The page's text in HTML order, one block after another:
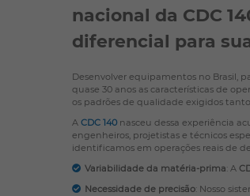
nacional da CDC
diferencial para
Desenvolver equipamentos no Brasil,
quase 30 anos as características de
os padrões de qualidade exigidos
A CDC 140nasceu dessa experiência
engenheiros, projetistas e técnicos
identificamos em operações reais de
Variabilidade da matéria-prima: A
Necessidade de precisão: Nosso